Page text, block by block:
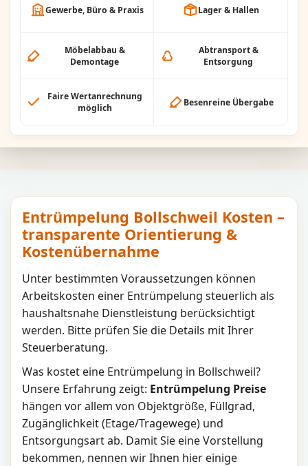
Gewerbe, Büro & Praxis Lager & Hallen
Möbelabbau &
Demontage
Abtransport &
Entsorgung
Faire Wertanrechnung
möglich
Besenreine Übergabe
Entrümpelung Bollschweil Kosten –
transparente Orientierung &
Kostenübernahme
Unter bestimmten Voraussetzungen können
Arbeitskosten einer Entrümpelung steuerlich als
haushaltsnahe Dienstleistung berücksichtigt
werden. Bitte prüfen Sie die Details mit Ihrer
Steuerberatung.
Was kostet eine Entrümpelung in Bollschweil?
Unsere Erfahrung zeigt: Entrümpelung Preise
hängen vor allem von Objektgröße, Füllgrad,
Zugänglichkeit (Etage/Tragewege) und
Entsorgungsart ab. Damit Sie eine Vorstellung
bekommen, nennen wir Ihnen hier einige